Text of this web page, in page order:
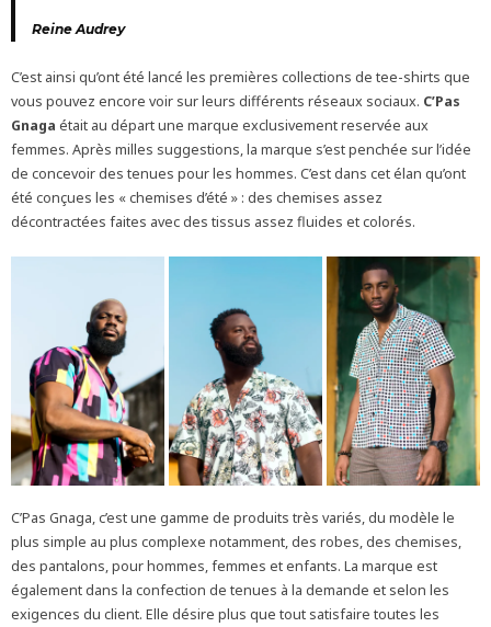
Reine Audrey
C’est ainsi qu’ont été lancé les premières collections de tee-shirts que
vous pouvez encore voir sur leurs différents réseaux sociaux. C’Pas
Gnaga était au départ une marque exclusivement reservée aux
femmes. Après milles suggestions, la marque s’est penchée sur l’idée
de concevoir des tenues pour les hommes. C’est dans cet élan qu’ont
été conçues les « chemises d’été » : des chemises assez
décontractées faites avec des tissus assez fluides et colorés.
C’Pas Gnaga, c’est une gamme de produits très variés, du modèle le
plus simple au plus complexe notamment, des robes, des chemises,
des pantalons, pour hommes, femmes et enfants. La marque est
également dans la confection de tenues à la demande et selon les
exigences du client. Elle désire plus que tout satisfaire toutes les